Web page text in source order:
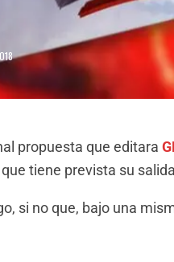
propuesta que editara
tiene prevista su
si no que, bajo una